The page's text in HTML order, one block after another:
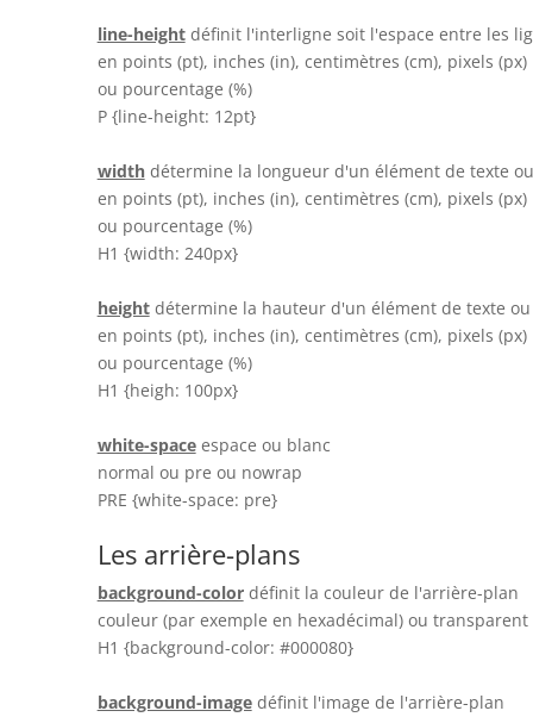
line-heightdéfinit l'interligne soit l'espace entre les
en points (pt), inches (in), centimètres (cm), pixels (px)
ou pourcentage (%)
P {line-height: 12pt}
widthdétermine la longueur d'un élément de texte
en points (pt), inches (in), centimètres (cm), pixels (px)
ou pourcentage (%)
H1 {width: 240px}
heightdétermine la hauteur d'un élément de texte
en points (pt), inches (in), centimètres (cm), pixels (px)
ou pourcentage (%)
H1 {heigh: 100px}
white-spaceespace ou blanc
normal ou pre ou nowrap
PRE {white-space: pre}
Les arrière-plans
background-colordéfinit la couleur de l'arrière-plan
couleur (par exemple en hexadécimal) ou transparent
H1 {background-color: #000080}
background-imagedéfinit l'image de l'arrière-plan